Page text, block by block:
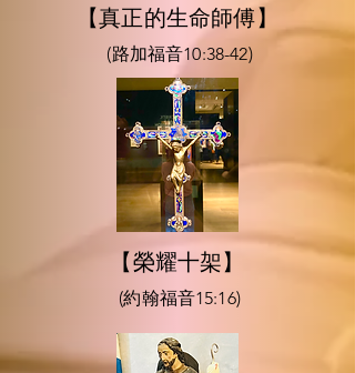
【真正的生命師傅】
(路加福音10:38-42)
【榮耀十架】
(約翰福音15:16)